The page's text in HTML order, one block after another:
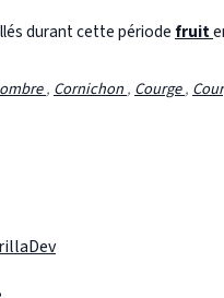
durant cette période fruit
, Cornichon, Courge,